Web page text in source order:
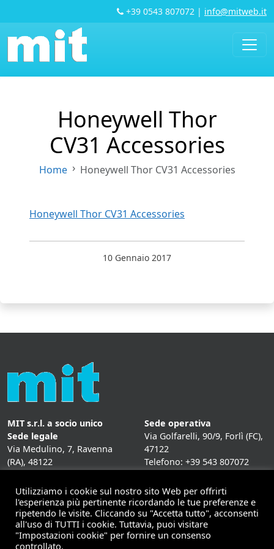
+39 0543 807072 | info@mitweb.it
Honeywell Thor
CV31 Accessories
Home Honeywell Thor CV31 Accessories
Honeywell Thor CV31 Accessories
10 Gennaio 2017
MIT s.r.l. a socio unico
Sede legale
Via Medulino, 7, Ravenna
(RA), 48122
Sede operativa
Via Golfarelli, 90/9, Forlì (FC),
47122
Telefono: +39 543 807072
Mail: info@mitweb.it
INFORMATIVE
Privacy Policy
Cookie Policy
Utilizziamo i cookie sul nostro sito Web per offrirti
l'esperienza più pertinente ricordando le tue preferenze e
ripetendo le visite. Cliccando su "Accetta tutto", acconsenti
all'uso di TUTTI i cookie. Tuttavia, puoi visitare
"Impostazioni cookie" per fornire un consenso
controllato.